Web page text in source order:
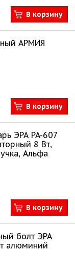
В корзину
АРМИЯ
В корзину
ЭРА PA-607
8 Вт,
Альфа
В корзину
болт ЭРА
алюминий